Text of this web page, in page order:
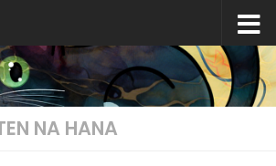
NA HANA